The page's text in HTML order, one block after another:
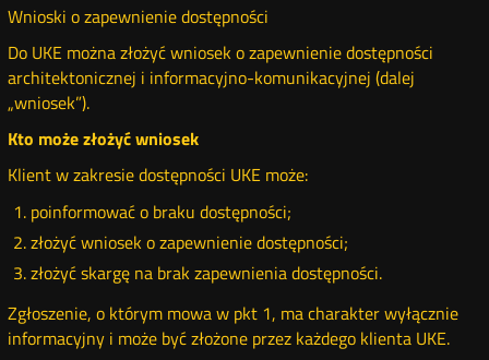
Wnioski o zapewnienie dostępności
Do UKE można złożyć wniosek o zapewnienie dostępności
architektonicznej i informacyjno-komunikacyjnej (dalej
„wniosek”).
Kto może złożyć wniosek
Klient w zakresie dostępności UKE może:
poinformować o braku dostępności;
złożyć wniosek o zapewnienie dostępności;
złożyć skargę na brak zapewnienia dostępności.
Zgłoszenie, o którym mowa w pkt 1, ma charakter wyłącznie
informacyjny i może być złożone przez każdego klienta UKE.